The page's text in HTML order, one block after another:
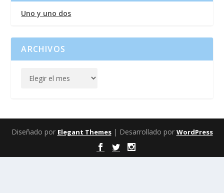
Uno y uno dos
ARCHIVOS
Diseñado por Elegant Themes| Desarrollado por WordPress